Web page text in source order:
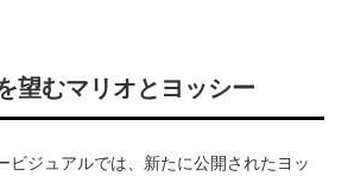
望むマリオとヨッシー
ビジュアルでは、新たに公開されたヨッ